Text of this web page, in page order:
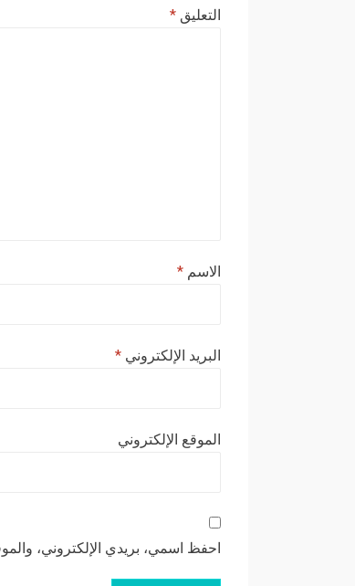
التعليق *
الاسم *
البريد الإلكتروني *
الموقع الإلكتروني
احفظ اسمي، بريدي الإلكتروني،